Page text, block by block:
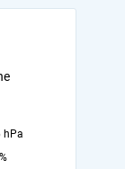
hPa